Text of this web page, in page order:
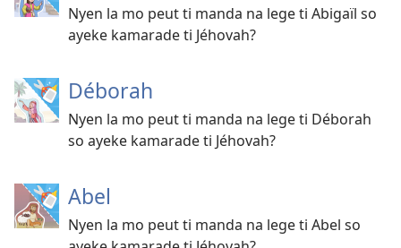
Nyen la mo peut ti manda na lege ti Abigaïl so
ayeke kamarade ti Jéhovah?
Déborah
Nyen la mo peut ti manda na lege ti Déborah
so ayeke kamarade ti Jéhovah?
Abel
Nyen la mo peut ti manda na lege ti Abel so